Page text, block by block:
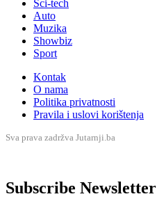
Sci-tech
Auto
Muzika
Showbiz
Sport
Kontak
O nama
Politika privatnosti
Pravila i uslovi korištenja
Sva prava zadržva Jutarnji.ba
Subscribe Newsletter